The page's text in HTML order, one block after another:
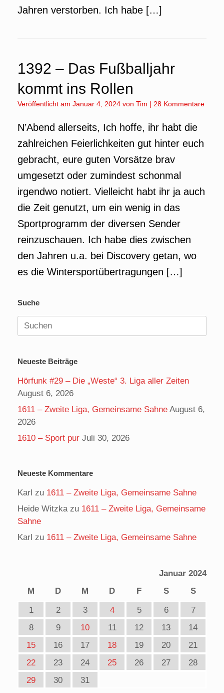
Jahren verstorben. Ich habe […]
1392 – Das Fußballjahr
kommt ins Rollen
Veröffentlicht am Januar 4, 2024 von Tim | 28 Kommentare
N’Abend allerseits, Ich hoffe, ihr habt die
zahlreichen Feierlichkeiten gut hinter euch
gebracht, eure guten Vorsätze brav
umgesetzt oder zumindest schonmal
irgendwo notiert. Vielleicht habt ihr ja auch
die Zeit genutzt, um ein wenig in das
Sportprogramm der diversen Sender
reinzuschauen. Ich habe dies zwischen
den Jahren u.a. bei Discovery getan, wo
es die Wintersportübertragungen […]
Suche
Suchen
nach:
Neueste Beiträge
Hörfunk #29 – Die „Weste“ 3. Liga aller Zeiten
August 6, 2026
1611 – Zweite Liga, Gemeinsame Sahne August 6,
2026
1610 – Sport pur Juli 30, 2026
Neueste Kommentare
Karl zu 1611 – Zweite Liga, Gemeinsame Sahne
Heide Witzkazu 1611 – Zweite Liga, Gemeinsame
Sahne
Karl zu 1611 – Zweite Liga, Gemeinsame Sahne
Januar 2024
M
D M D F S
S
1
2 3 4 5 6
7
8
9 10 11 12 13
14
15
16 17 18 19 20
21
22
23 24 25 26 27
28
29
30
31